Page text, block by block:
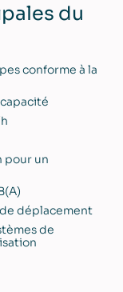
du
conforme à la
pour un
déplacement
de